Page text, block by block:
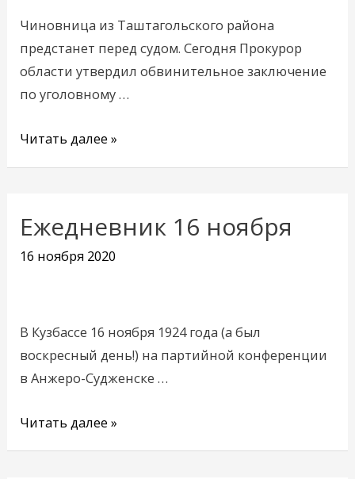
Чиновница из Таштагольского района
предстанет перед судом. Сегодня Прокурор
области утвердил обвинительное заключение
по уголовному …
Читать далее »
Ежедневник 16 ноября
16 ноября 2020
В Кузбассе 16 ноября 1924 года (а был
воскресный день!) на партийной конференции
в Анжеро-Судженске …
Ежедневник
Читать далее »